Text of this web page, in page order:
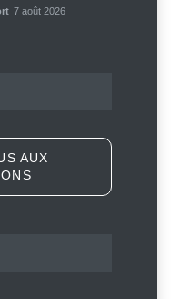
7 août 2026
elles aux gangs
Moïse : peur
AUX